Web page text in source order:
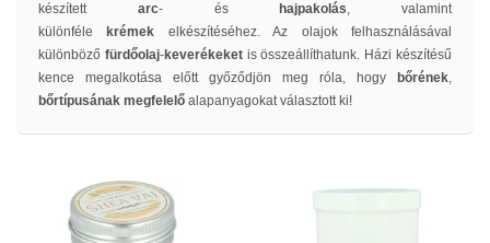
készített arc- és hajpakolás, valamint
különféle
krémek elkészítéséhez. Az olajok felhasználásával
különböző fürdőolaj-keverékeket is összeállíthatunk. Házi készítésű
kence megalkotása előtt győződjön meg róla, hogy
bőrének,
bőrtípusának megfelelő alapanyagokat választott ki!